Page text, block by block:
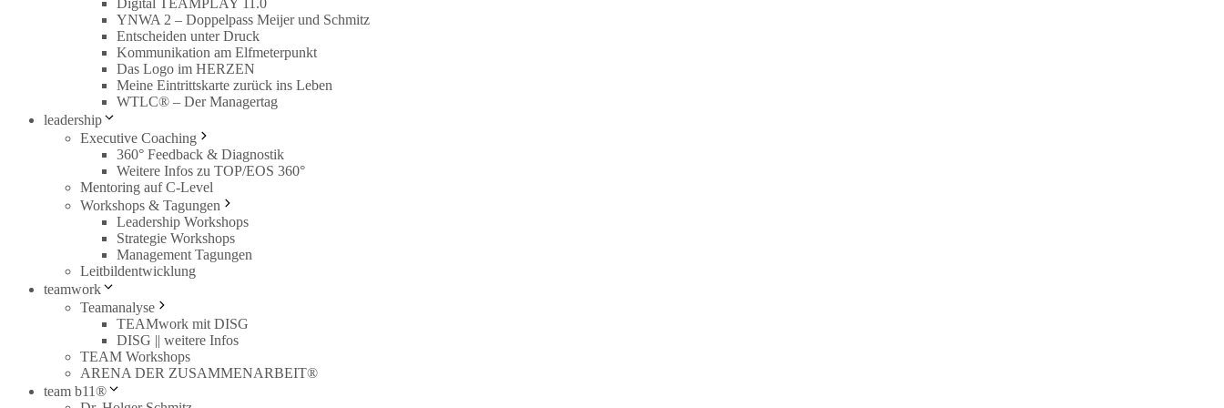
YNWA 2 – Doppelpass Meijer und Schmitz
Entscheiden unter Druck
Kommunikation am Elfmeterpunkt
Das Logo im HERZEN
Meine Eintrittskarte zurück ins Leben
WTLC® – Der Managertag
leadership
Executive Coaching
360° Feedback & Diagnostik
Weitere Infos zu TOP/EOS 360°
Mentoring auf C-Level
Workshops & Tagungen
Leadership Workshops
Strategie Workshops
Management Tagungen
Leitbildentwicklung
teamwork
Teamanalyse
TEAMwork mit DISG
DISG || weitere Infos
TEAM Workshops
ARENA DER ZUSAMMENARBEIT®
team b11®